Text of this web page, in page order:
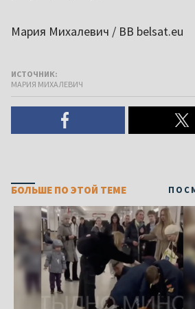
Мария Михалевич / ВВ belsat.eu
ИСТОЧНИК:
МАРИЯ МИХАЛЕВИЧ
БОЛЬШЕ ПО ЭТОЙ ТЕМЕ